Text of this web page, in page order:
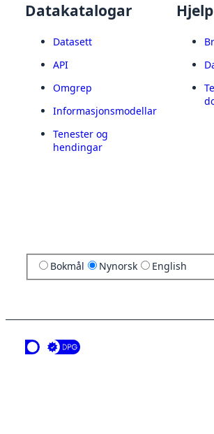
Datakatalogar
Datasett
API
Omgrep
Informasjonsmodellar
Tenester og
hendingar
Bokmål Nynorsk English